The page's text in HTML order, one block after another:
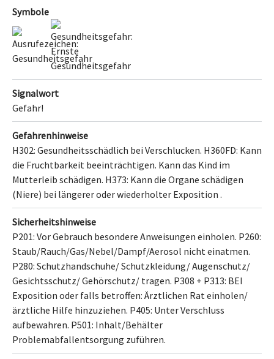
Symbole
Signalwort
Gefahr!
Gefahrenhinweise
H302: Gesundheitsschädlich bei Verschlucken. H360FD: Kann
die Fruchtbarkeit beeinträchtigen. Kann das Kind im
Mutterleib schädigen. H373: Kann die Organe schädigen
(Niere) bei längerer oder wiederholter Exposition .
Sicherheitshinweise
P201: Vor Gebrauch besondere Anweisungen einholen. P260:
Staub/Rauch/Gas/Nebel/Dampf/Aerosol nicht einatmen.
P280: Schutzhandschuhe/ Schutzkleidung/ Augenschutz/
Gesichtsschutz/ Gehörschutz/ tragen. P308 + P313: BEI
Exposition oder falls betroffen: Ärztlichen Rat einholen/
ärztliche Hilfe hinzuziehen. P405: Unter Verschluss
aufbewahren. P501: Inhalt/Behälter
Problemabfallentsorgung zuführen.